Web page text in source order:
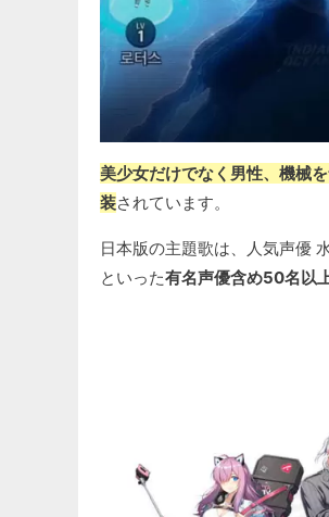
美少女だけでなく男性、機械
装されています。
日本版の主題歌は、人気声優
といった有名声優含め50名以